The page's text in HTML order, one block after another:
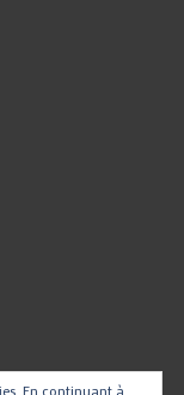
En continuant à